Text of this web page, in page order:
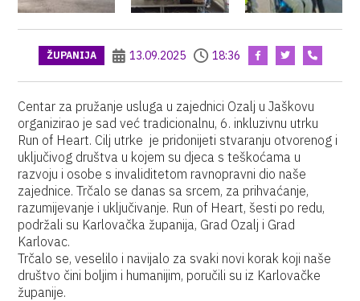
ŽUPANIJA 13.09.2025 18:36
Centar za pružanje usluga u zajednici Ozalj u Jaškovu
organizirao je sad već tradicionalnu, 6. inkluzivnu utrku
Run of Heart. Cilj utrke je pridonijeti stvaranju otvorenog i
uključivog društva u kojem su djeca s teškoćama u
razvoju i osobe s invaliditetom ravnopravni dio naše
zajednice. Trčalo se danas sa srcem, za prihvaćanje,
razumijevanje i uključivanje. Run of Heart, šesti po redu,
podržali su Karlovačka županija, Grad Ozalj i Grad
Karlovac.
Trčalo se, veselilo i navijalo za svaki novi korak koji naše
društvo čini boljim i humanijim, poručili su iz Karlovačke
županije.